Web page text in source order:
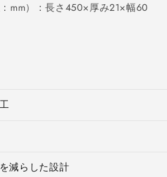
mm）：長さ450×厚み21×幅60
減らした設計